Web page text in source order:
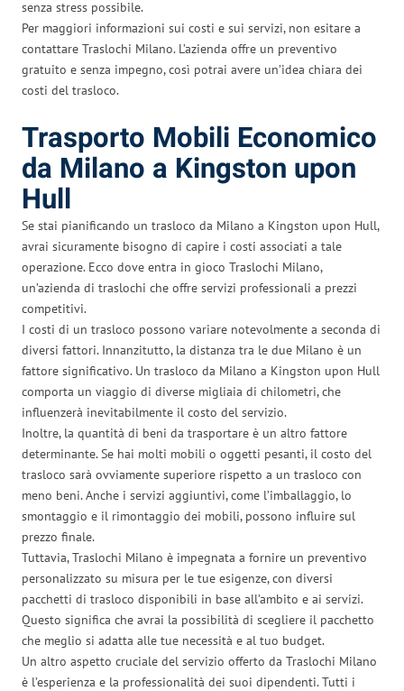
senza stress possibile.
Per maggiori informazioni sui costi e sui servizi, non esitare a
contattare Traslochi Milano. L’azienda offre un preventivo
gratuito e senza impegno, così potrai avere un’idea chiara dei
costi del trasloco.
Trasporto Mobili Economico
da Milano a Kingston upon
Hull
Se stai pianificando un trasloco da Milano a Kingston upon Hull,
avrai sicuramente bisogno di capire i costi associati a tale
operazione. Ecco dove entra in gioco Traslochi Milano,
un’azienda di traslochi che offre servizi professionali a prezzi
competitivi.
I costi di un trasloco possono variare notevolmente a seconda di
diversi fattori. Innanzitutto, la distanza tra le due Milano è un
fattore significativo. Un trasloco da Milano a Kingston upon Hull
comporta un viaggio di diverse migliaia di chilometri, che
influenzerà inevitabilmente il costo del servizio.
Inoltre, la quantità di beni da trasportare è un altro fattore
determinante. Se hai molti mobili o oggetti pesanti, il costo del
trasloco sarà ovviamente superiore rispetto a un trasloco con
meno beni. Anche i servizi aggiuntivi, come l’imballaggio, lo
smontaggio e il rimontaggio dei mobili, possono influire sul
prezzo finale.
Tuttavia, Traslochi Milano è impegnata a fornire un preventivo
personalizzato su misura per le tue esigenze, con diversi
pacchetti di trasloco disponibili in base all’ambito e ai servizi.
Questo significa che avrai la possibilità di scegliere il pacchetto
che meglio si adatta alle tue necessità e al tuo budget.
Un altro aspetto cruciale del servizio offerto da Traslochi Milano
è l’esperienza e la professionalità dei suoi dipendenti. Tutti i